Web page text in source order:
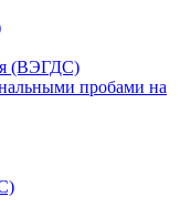
(ВЭГДС)
пробами на